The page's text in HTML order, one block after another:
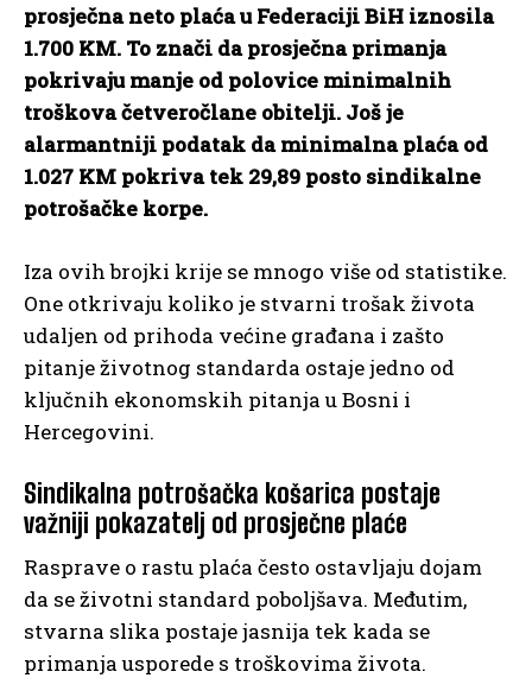
prosječna neto plaća u Federaciji BiH iznosila
1.700 KM. To znači da prosječna primanja
pokrivaju manje od polovice minimalnih
troškova četveročlane obitelji. Još je
alarmantniji podatak da minimalna plaća od
1.027 KM pokriva tek 29,89 posto sindikalne
potrošačke korpe.
Iza ovih brojki krije se mnogo više od statistike.
One otkrivaju koliko je stvarni trošak života
udaljen od prihoda većine građana i zašto
pitanje životnog standarda ostaje jedno od
ključnih ekonomskih pitanja u Bosni i
Hercegovini.
Sindikalna potrošačka košarica postaje
važniji pokazatelj od prosječne plaće
Rasprave o rastu plaća često ostavljaju dojam
da se životni standard poboljšava. Međutim,
stvarna slika postaje jasnija tek kada se
primanja usporede s troškovima života.